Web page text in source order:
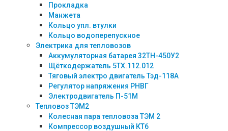
Прокладка
Манжета
Кольцо упл. втулки
Кольцо водоперепускное
Электрика для тепловозов
Аккумуляторная батарея 32ТН-450У2
Щёткодержатель 5ТХ.112.012
Тяговый электро двигатель Тэд-118А
Регулятор напряжения РНВГ
Электродвигатель П-51М
Тепловоз ТЭМ2
Колесная пара тепловоза ТЭМ 2
Компрессор воздушный КТ6